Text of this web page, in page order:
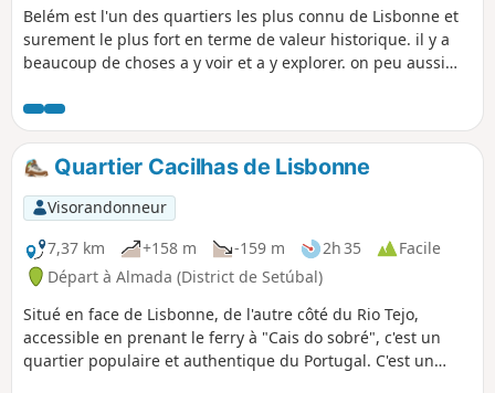
Belém est l'un des quartiers les plus connu de Lisbonne et
surement le plus fort en terme de valeur historique. il y a
beaucoup de choses a y voir et a y explorer. on peu aussi
Quartier Cacilhas de Lisbonne
Visorandonneur
7,37 km
+158 m -159 m 2h 35
Facile
Départ à Almada (District de Setúbal)
Situé en face de Lisbonne, de l'autre côté du Rio Tejo,
accessible en prenant le ferry à "Cais do sobré", c'est un
quartier populaire et authentique du Portugal. C'est un